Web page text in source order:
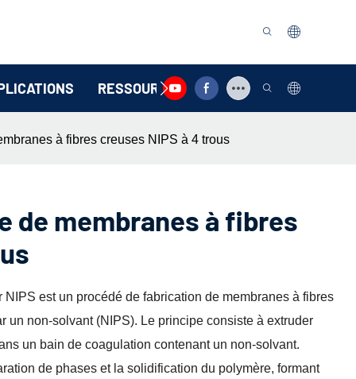
RESSOURCE CONTACTEZ-NOUS
à fibres creuses NIPS à 4 trous
de membranes à fibres
est un procédé de fabrication de membranes à fibres
un non-solvant (NIPS). Le principe consiste à extruder
un bain de coagulation contenant un non-solvant.
de phases et la solidification du polymère, formant